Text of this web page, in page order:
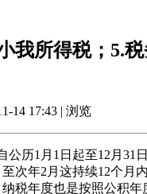
我所得税；5.税
14 17:43 | 浏览
历1月1日起至12月31
次年2月这持续12个月
税年度也是按照公积年